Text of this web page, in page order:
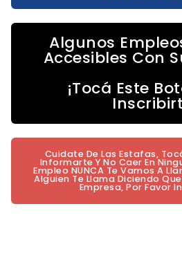
Algunos
Accesibles Con
¡Tocá Este
Cuidate De Las Estafas,
Informarte Y No Caer En
Empleo NUNCA Te Vamos A
Alguien Te Llama Diciendo
Empresa, Por Favor